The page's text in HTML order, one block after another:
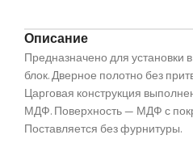
Описание
Предназначено для
блок. Дверное полотно без
Царговая конструкция
МДФ. Поверхность — МДФ с
Поставляется без фурнитуры.